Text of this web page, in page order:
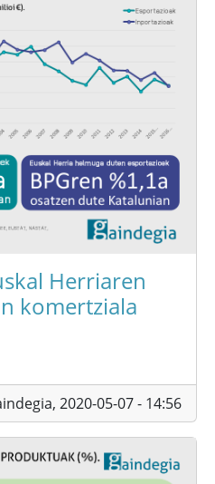
Herriaren
komertziala
2020-05-07 - 14:56